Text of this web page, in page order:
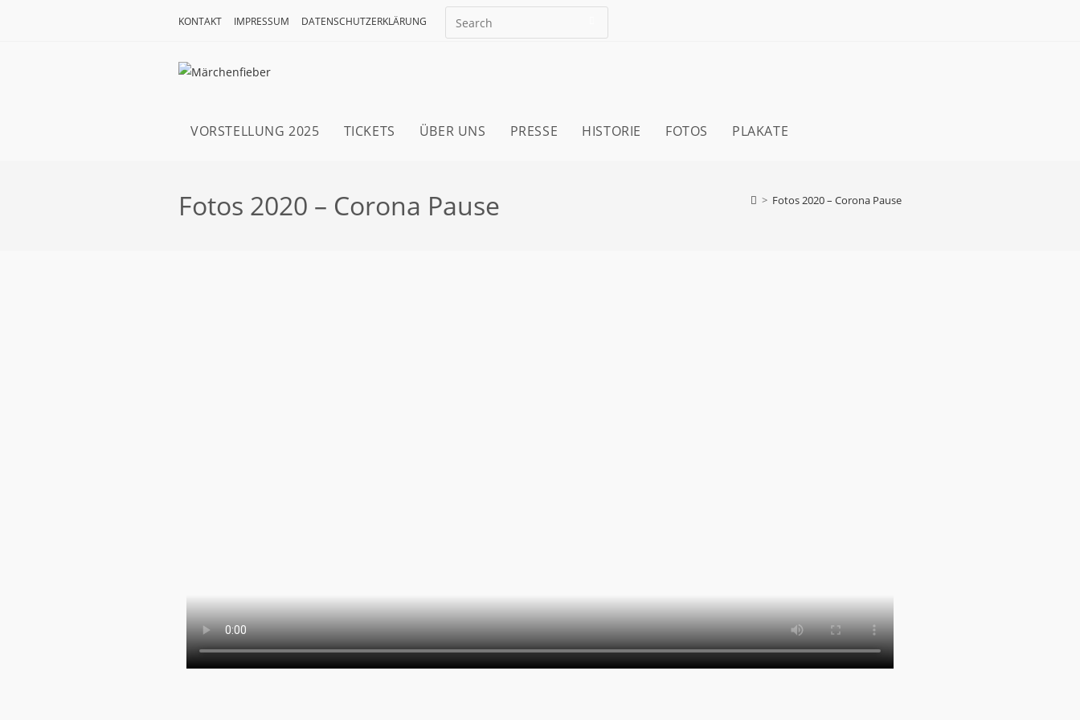
KONTAKT IMPRESSUM DATENSCHUTZERKLÄRUNG
VORSTELLUNG 2025 TICKETS ÜBER UNS PRESSE HISTORIE FOTOS PLAKATE
Fotos 2020 – Corona Pause > Fotos 2020 – Corona Pause